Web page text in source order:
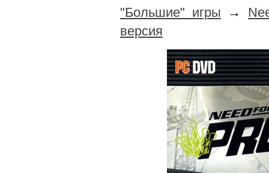
"Большие" игры →
версия